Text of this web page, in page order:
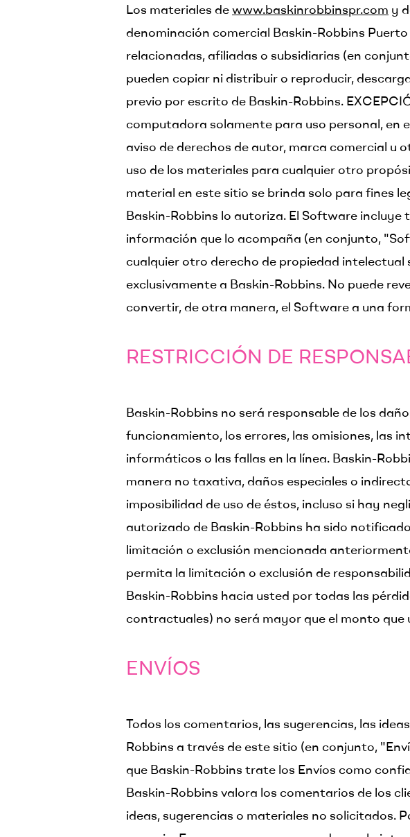
Los materiales de www.baskinrobbinspr.com y
denominación comercial Baskin-Robbins
relacionadas, afiliadas o subsidiarias (en
pueden copiar ni distribuir o reproducir,
previo por escrito de Baskin-Robbins.
computadora solamente para uso personal, en
aviso de derechos de autor, marca comercial u
uso de los materiales para cualquier otro
material en este sitio se brinda solo para fines
Baskin-Robbins lo autoriza. El Software incluye
información que lo acompaña (en conjunto,
cualquier otro derecho de propiedad
exclusivamente a Baskin-Robbins. No puede
convertir, de otra manera, el Software a una
RESTRICCIÓN DE
Baskin-Robbins no será responsable de los
funcionamiento, los errores, las omisiones, las
informáticos o las fallas en la línea. Baskin-
manera no taxativa, daños especiales o
imposibilidad de uso de éstos, incluso si hay
autorizado de Baskin-Robbins ha sido
limitación o exclusión mencionada
permita la limitación o exclusión de
Baskin-Robbins hacia usted por todas las
contractuales) no será mayor que el monto
ENVÍOS​
Todos los comentarios, las sugerencias, las
Robbins a través de este sitio (en conjunto,
que Baskin-Robbins trate los Envíos como
Baskin-Robbins valora los comentarios de los
ideas, sugerencias o materiales no solicitados.